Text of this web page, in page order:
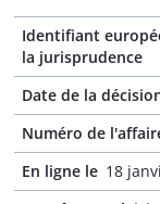
Identifiant
la jurisprudence
Date de la
Numéro de
En ligne le 18